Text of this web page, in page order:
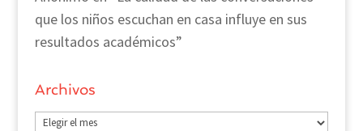
que los niños escuchan en casa influye en sus
resultados académicos”
Archivos
Archivos